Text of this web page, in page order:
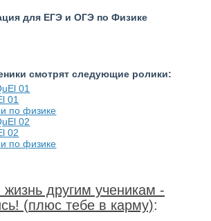
для ЕГЭ и ОГЭ по Физике
смотрят следующие ролики:
01
по физике
02
по физике
жизнь другим ученикам -
(плюс тебе в карму):